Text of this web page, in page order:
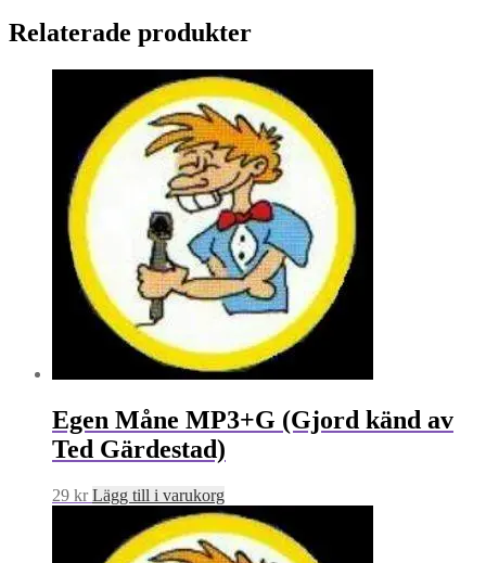
Relaterade produkter
Egen Måne MP3+G (Gjord känd av
Ted Gärdestad)
29 kr Lägg till i varukorg